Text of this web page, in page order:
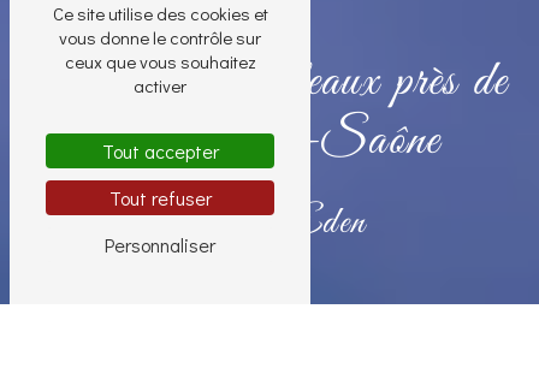
Création de tableaux près de
Chalon-sur-Saône
Nouvel Eden
Ce site utilise des cookies et
vous donne le contrôle sur
ceux que vous souhaitez
activer
Tout accepter
Tout refuser
Personnaliser